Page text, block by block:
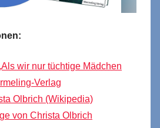
wir nur tüchtige Mädchen
Verlag
Olbrich (Wikipedia)
von Christa Olbrich